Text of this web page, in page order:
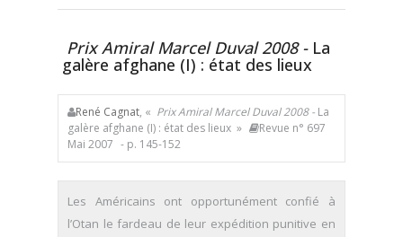
Prix Amiral Marcel Duval 2008 - La
galère afghane (I) : état des lieux
René Cagnat, « Prix Amiral Marcel Duval 2008 - La
galère afghane (I) : état des lieux »
Revue n° 697
Mai 2007 - p. 145-152
Les Américains ont opportunément confié à
l’Otan le fardeau de leur expédition punitive en